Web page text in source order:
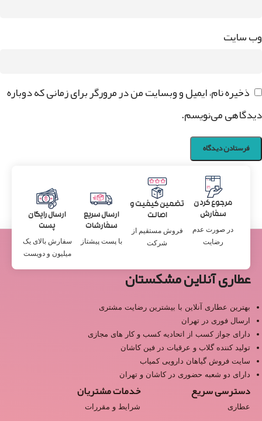
وب‌ سایت
ذخیره نام، ایمیل و وبسایت من در مرورگر برای زمانی که دوباره
دیدگاهی می‌نویسم.
مرجوع کردن
سفارش
در صورت عدم
رضایت
تضمین کیفیت و
اصالت
فروش مستقیم از
شرکت
ارسال سریع
سفارشات
با پست پیشتاز
ارسال رایگان
پست
سفارش بالای یک
میلیون و دویست
عطاری آنلاین مشکستان
بهترین عطاری آنلاین با بیشترین رضایت مشتری
ارسال فوری در تهران
دارای جواز کسب از اتحادیه کسب و کار های مجازی
تولید کننده گلاب و عرقیات در فین کاشان
سایت فروش گیاهان دارویی کمیاب
دارای دو شعبه حضوری در کاشان و تهران
دسترسی سریع
عطاری
خدمات مشتریان
شرایط و مقررات